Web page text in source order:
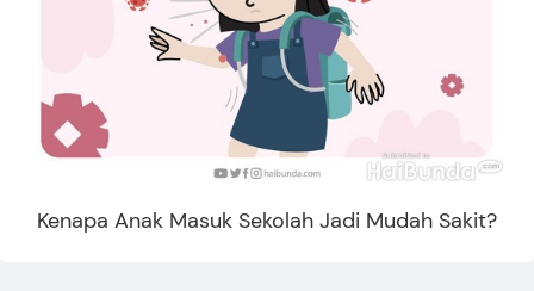
Kenapa Anak Masuk Sekolah Jadi Mudah Sakit?